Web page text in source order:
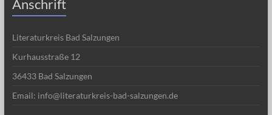
Anschrift
Literaturkreis Bad Salzungen
Kurhausstraße 12
36433 Bad Salzungen
Email: info@literaturkreis-bad-salzungen.de